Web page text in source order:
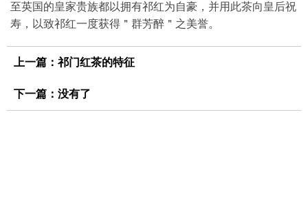
至英国的皇家贵族都以拥有祁红为自豪，并用此茶向皇后祝
寿，以致祁红一度获得＂群芳醉＂之美誉。
上一篇：祁门红茶的特征
下一篇：没有了